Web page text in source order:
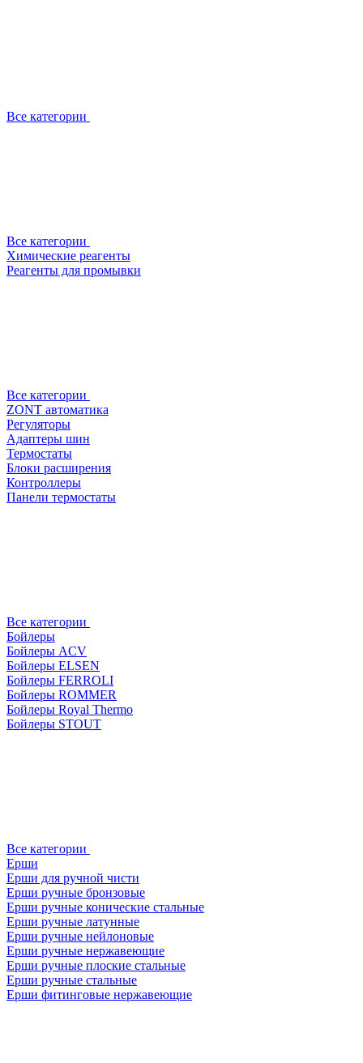
Все категории
Все категории
Химические реагенты
Реагенты для промывки
Все категории
ZONT автоматика
Регуляторы
Адаптеры шин
Термостаты
Блоки расширения
Контроллеры
Панели термостаты
Все категории
Бойлеры
Бойлеры ACV
Бойлеры ELSEN
Бойлеры FERROLI
Бойлеры ROMMER
Бойлеры Royal Thermo
Бойлеры STOUT
Все категории
Ерши
Ерши для ручной чисти
Ерши ручные бронзовые
Ерши ручные конические стальные
Ерши ручные латунные
Ерши ручные нейлоновые
Ерши ручные нержавеющие
Ерши ручные плоские стальные
Ерши ручные стальные
Ерши фитинговые нержавеющие